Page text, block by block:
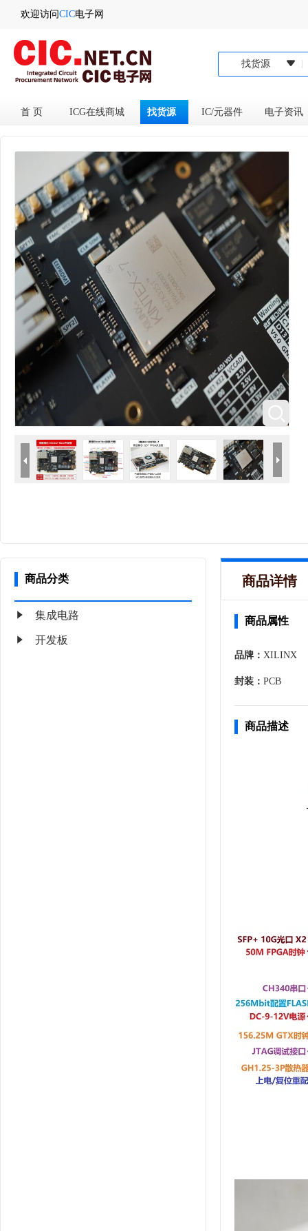
欢迎访问CIC电子网
找货源
首 页 ICG在线商城 找货源 IC/元器件 电子资
商品分类
集成电路
开发板
商品详情
商品属性
品牌： XILINX
封装： PCB
商品描述